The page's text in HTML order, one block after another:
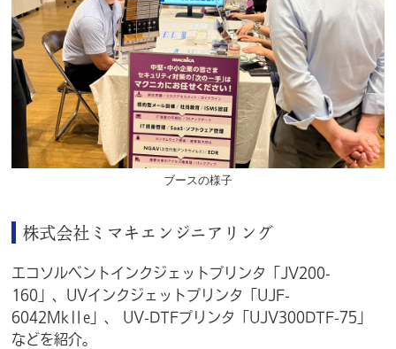
ブースの様子
株式会社ミマキエンジニアリング
エコソルベントインクジェットプリンタ「JV200-
160」、UVインクジェットプリンタ「UJF-
6042MkⅡe」、 UV-DTFプリンタ「UJV300DTF-75」
などを紹介。